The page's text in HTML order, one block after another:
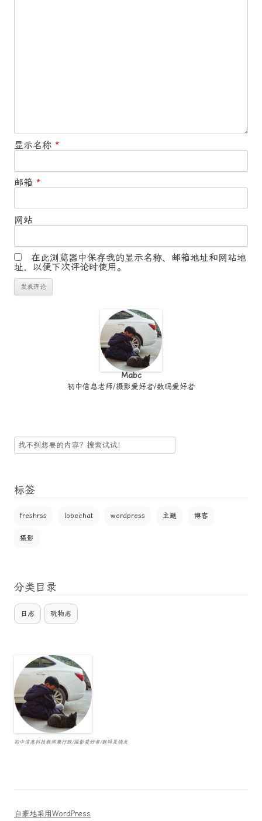
显示名称 *
邮箱 *
网站
在此浏览器中保存我的显示名称、邮箱地址和网站地
址，以便下次评论时使用。
Mabc
初中信息老师/摄影爱好者/数码爱好者
搜
标签
freshrss lobechat wordpress 主题 博客
摄影
分类目录
日志 玩物志
初中信息科技教师兼行政/摄影爱好者/数码发烧友
自豪地采用WordPress